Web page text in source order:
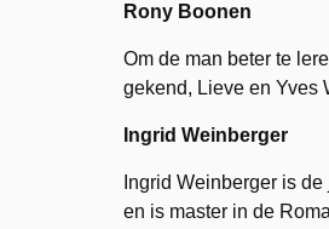
Rony Boonen
Om de man beter te
gekend, Lieve en Yves
Ingrid Weinberger
Ingrid Weinberger is
en is master in de